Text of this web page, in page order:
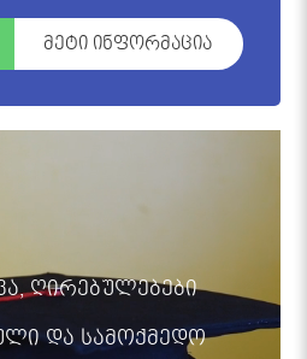
მეტი ინფორმაცია
ღირებულებები
და სამოქმედო